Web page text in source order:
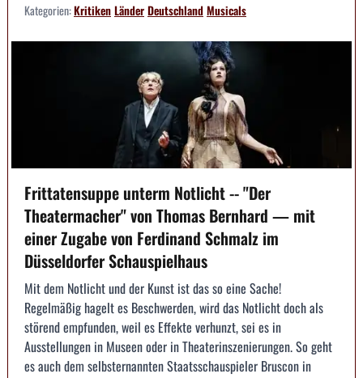
Kategorien:KritikenLänderDeutschlandMusicals
Frittatensuppe unterm Notlicht -- "Der
Theatermacher" von Thomas Bernhard — mit
einer Zugabe von Ferdinand Schmalz im
Düsseldorfer Schauspielhaus
Mit dem Notlicht und der Kunst ist das so eine Sache!
Regelmäßig hagelt es Beschwerden, wird das Notlicht doch als
störend empfunden, weil es Effekte verhunzt, sei es in
Ausstellungen in Museen oder in Theaterinszenierungen. So geht
es auch dem selbsternannten Staatsschauspieler Bruscon in